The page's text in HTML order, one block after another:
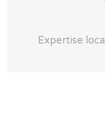
Expertise